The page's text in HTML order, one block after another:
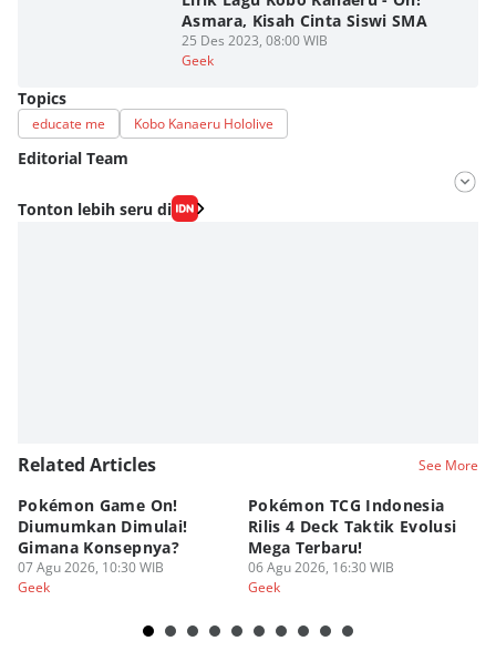
Asmara, Kisah Cinta Siswi SMA
25 Des 2023, 08:00 WIB
Geek
Topics
educate me Kobo Kanaeru Hololive
Editorial Team
Editor
Nadia Agatha Pramesthi
Tonton lebih seru di
Related Articles See More
Pokémon Game On!
Diumumkan Dimulai!
Gimana Konsepnya?
07 Agu 2026, 10:30 WIB
Geek
Pokémon TCG Indonesia
Rilis 4 Deck Taktik Evolusi
Mega Terbaru!
06 Agu 2026, 16:30 WIB
Geek